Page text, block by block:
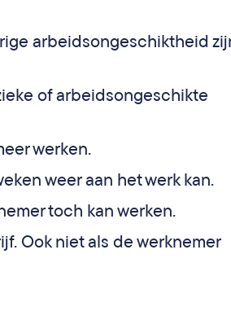
arbeidsongeschiktheid
of arbeidsongeschikte
werken.
weer aan het werk kan.
toch kan werken.
Ook niet als de werknemer